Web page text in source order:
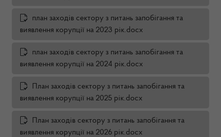
план заходів сектору з питань запобігання та
виявлення корупції на 2023 рік.docx
план заходів сектору з питань запобігання та
виявлення корупції на 2024 рік.docx
План заходів сектору з питань запобігання та
виявлення корупції на 2025 рік.docx
План заходів сектору з питань запобігання та
виявлення корупції на 2026 рік.docx